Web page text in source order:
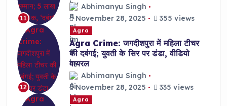
11
Abhimanyu Singh
November 28, 2025
355 views
12
Agra
Agra Crime: जगदीशपुरा में महिला टीचर
की दबंगई; युवती के सिर पर डंडा, वीडियो
वायरल
Abhimanyu Singh
November 28, 2025
335 views
Agra